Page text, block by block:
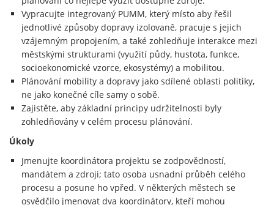
Vypracujte integrovaný PUMM, který místo aby řešil
jednotlivé způsoby dopravy izolovaně, pracuje s jejich
vzájemným propojením, a také zohledňuje interakce mezi
městskými strukturami (využití půdy, hustota, funkce,
socioekonomické vzorce, ekosystémy) a mobilitou.
Plánování mobility a dopravy jako sdílené oblasti politiky,
ne jako konečné cíle samy o sobě.
Zajistěte, aby základní principy udržitelnosti byly
zohledňovány v celém procesu plánování.
Úkoly
Jmenujte koordinátora projektu se zodpovědností,
mandátem a zdroji; tato osoba usnadní průběh celého
procesu a posune ho vpřed. V některých městech se
osvědčilo jmenovat dva koordinátory, kteří mohou